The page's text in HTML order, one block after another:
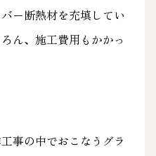
ー断熱材を充填してい
ん、施工費用もかかっ
事の中でおこなうグラ